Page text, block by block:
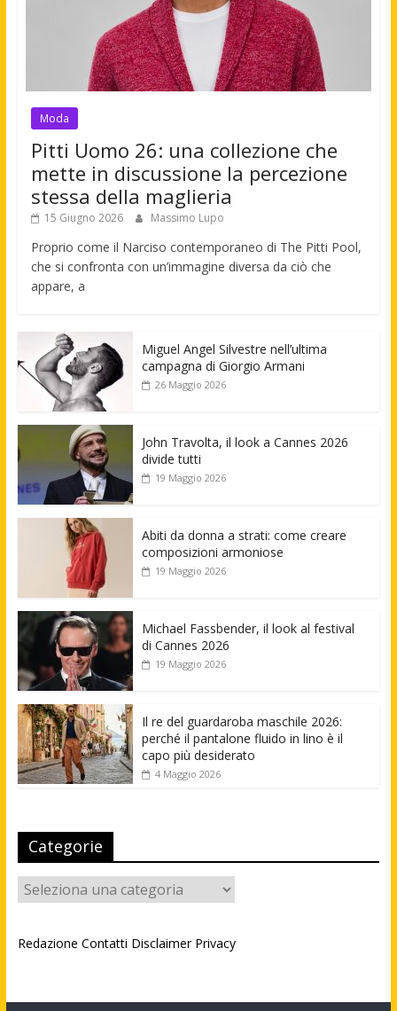
Moda
Pitti Uomo 26: una collezione che
mette in discussione la percezione
stessa della maglieria
15 Giugno 2026 Massimo Lupo
Proprio come il Narciso contemporaneo di The Pitti Pool,
che si confronta con un’immagine diversa da ciò che
appare, a
Miguel Angel Silvestre nell’ultima
campagna di Giorgio Armani
26 Maggio 2026
John Travolta, il look a Cannes 2026
divide tutti
19 Maggio 2026
Abiti da donna a strati: come creare
composizioni armoniose
19 Maggio 2026
Michael Fassbender, il look al festival
di Cannes 2026
19 Maggio 2026
Il re del guardaroba maschile 2026:
perché il pantalone fluido in lino è il
capo più desiderato
4 Maggio 2026
Categorie
Categorie
Redazione Contatti Disclaimer Privacy